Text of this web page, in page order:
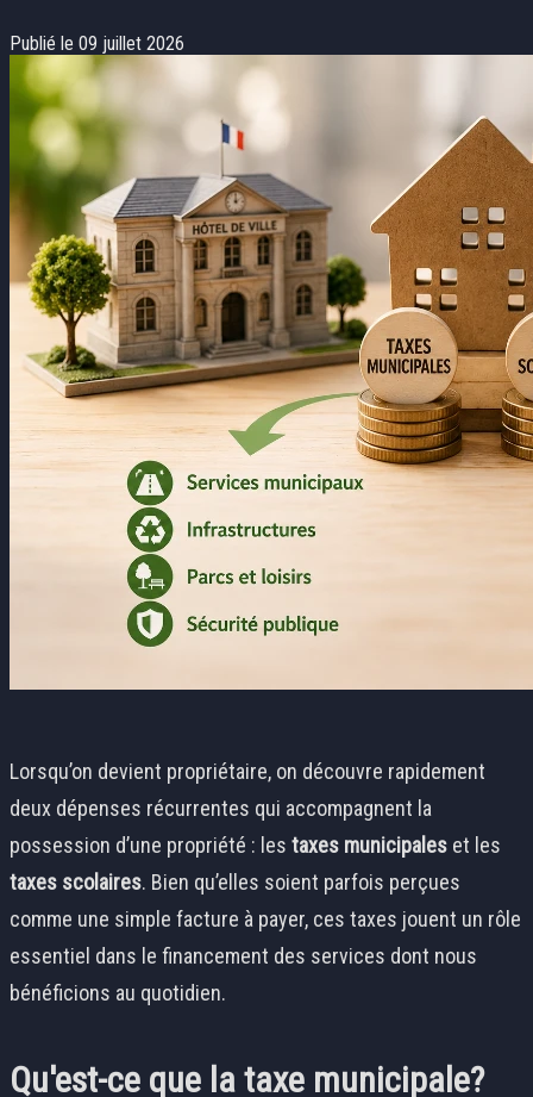
Publié le 09 juillet 2026
Lorsqu’on devient propriétaire, on découvre rapidement
deux dépenses récurrentes qui accompagnent la
possession d’une propriété : les taxes municipales et les
taxes scolaires. Bien qu’elles soient parfois perçues
comme une simple facture à payer, ces taxes jouent un rôle
essentiel dans le financement des services dont nous
bénéficions au quotidien.
Qu'est-ce que la taxe municipale?